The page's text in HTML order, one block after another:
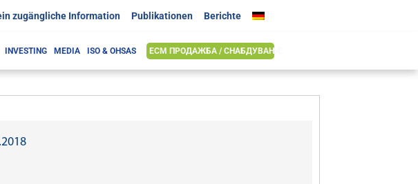
zugängliche Information Publikationen Berichte
INVESTING MEDIA ISO & OHSAS ЕСМ ПРОДАЖБА / СНАБДУВАЊЕ